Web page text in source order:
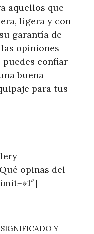
aquellos que
ligera y con
garantía de
opiniones
confiar
buena
para tus
opinas del
Y